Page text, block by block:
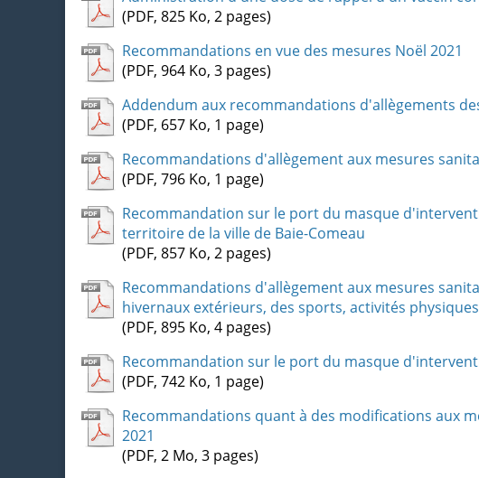
(PDF, 825 Ko, 2 pages)
Recommandations en vue des mesures Noël 2021
(PDF, 964 Ko, 3 pages)
Addendum aux recommandations d'allègements
(PDF, 657 Ko, 1 page)
Recommandations d'allègement aux mesures
(PDF, 796 Ko, 1 page)
Recommandation sur le port du masque
territoire de la ville de Baie-Comeau
(PDF, 857 Ko, 2 pages)
Recommandations d'allègement aux mesures
hivernaux extérieurs, des sports, activités
(PDF, 895 Ko, 4 pages)
Recommandation sur le port du masque
(PDF, 742 Ko, 1 page)
Recommandations quant à des modifications aux
2021
(PDF, 2 Mo, 3 pages)